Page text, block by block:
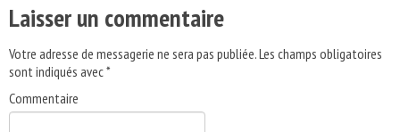
Laisser un commentaire
Votre adresse de messagerie ne sera pas publiée.Les champs obligatoires
sont indiqués avec*
Commentaire